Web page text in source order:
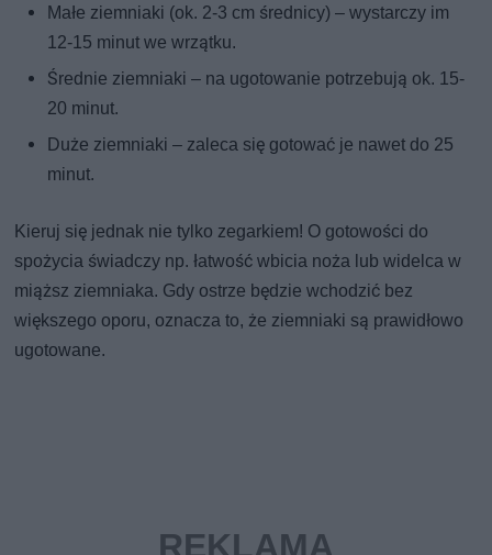
Małe ziemniaki (ok. 2-3 cm średnicy) – wystarczy im
12-15 minut we wrzątku.
Średnie ziemniaki – na ugotowanie potrzebują ok. 15-
20 minut.
Duże ziemniaki – zaleca się gotować je nawet do 25
minut.
Kieruj się jednak nie tylko zegarkiem! O gotowości do
spożycia świadczy np. łatwość wbicia noża lub widelca w
miąższ ziemniaka. Gdy ostrze będzie wchodzić bez
większego oporu, oznacza to, że ziemniaki są prawidłowo
ugotowane.